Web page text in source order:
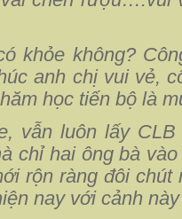
khỏe không?
anh chị vui vẻ,
học tiến bộ là
vẫn luôn lấy
chỉ hai ông bà
rộn ràng đôi chút
nay với cảnh